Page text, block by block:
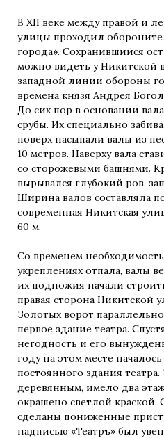
В XII веке между правой и
улицы проходил
города». Сохранившийся
можно видеть у Никитской
западной линии обороны
времена князя Андрея
До сих пор в основании
срубы. Их специально
поверх насыпали валы из
10 метров. Наверху вала
со сторожевыми башнями.
вырывался глубокий ров,
Ширина валов составляла
современная Никитская
60 м.
Со временем
укреплениях отпала, валы
их подножия начали
правая сторона Никитской
Золотых ворот
первое здание театра.
негодность и его
году на этом месте
постоянного здания
деревянным, имело два
окрашено светлой краской.
сделаны пониженные
надписью «Театръ» был